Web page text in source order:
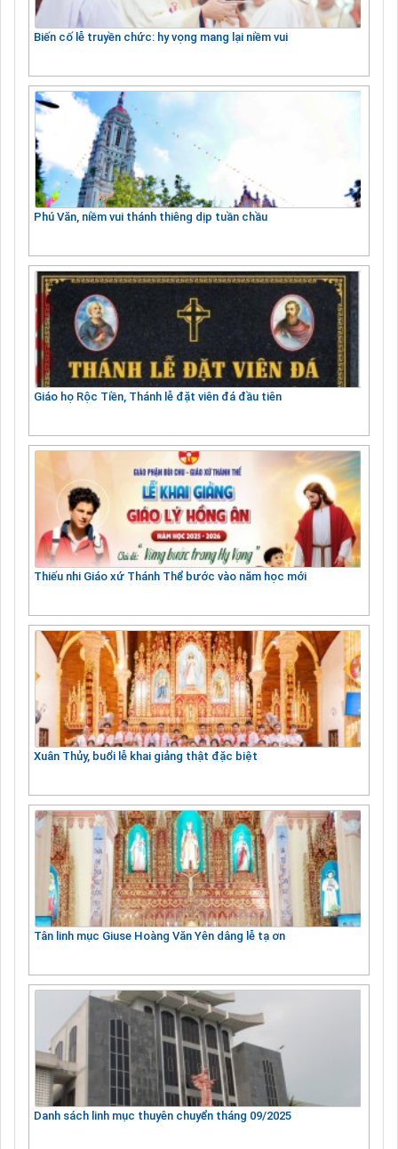
Biến cố lễ truyền chức: hy vọng mang lại niềm vui
Phú Văn, niềm vui thánh thiêng dịp tuần chầu
Giáo họ Rộc Tiền, Thánh lễ đặt viên đá đầu tiên
Thiếu nhi Giáo xứ Thánh Thể bước vào năm học mới
Xuân Thủy, buổi lễ khai giảng thật đặc biệt
Tân linh mục Giuse Hoàng Văn Yên dâng lễ tạ ơn
Danh sách linh mục thuyên chuyển tháng 09/2025